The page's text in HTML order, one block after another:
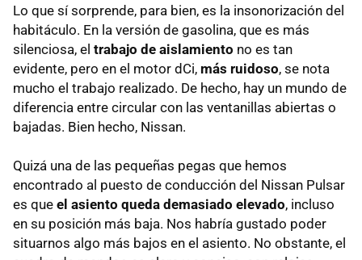
Lo que sí sorprende, para bien, es la insonorización del
habitáculo. En la versión de gasolina, que es más
silenciosa, el trabajo de aislamiento no es tan
evidente, pero en el motor dCi, más ruidoso, se nota
mucho el trabajo realizado. De hecho, hay un mundo de
diferencia entre circular con las ventanillas abiertas o
bajadas. Bien hecho, Nissan.
Quizá una de las pequeñas pegas que hemos
encontrado al puesto de conducción del Nissan Pulsar
es que el asiento queda demasiado elevado, incluso
en su posición más baja. Nos habría gustado poder
situarnos algo más bajos en el asiento. No obstante, el